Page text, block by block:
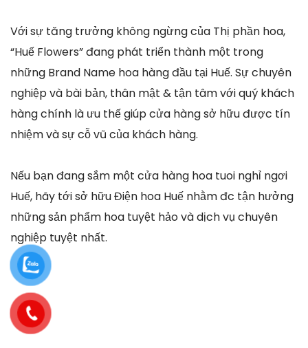
Với sự tăng trưởng không ngừng của Thị phần hoa,
“Huế Flowers” đang phát triển thành một trong
những Brand Name hoa hàng đầu tại Huế. Sự chuyên
nghiệp và bài bản, thân mật & tận tâm với quý khách
hàng chính là ưu thế giúp cửa hàng sở hữu được tín
nhiệm và sự cỗ vũ của khách hàng.
Nếu bạn đang sắm một cửa hàng hoa tuoi nghỉ ngơi
Huế, hãy tới sở hữu Điện hoa Huế nhằm đc tận hưởng
những sản phẩm hoa tuyệt hảo và dịch vụ chuyên
nghiệp tuyệt nhất.